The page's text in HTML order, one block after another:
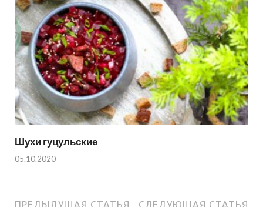
Шухи гуцульские
05.10.2020
ПРЕДЫДУЩАЯ СТАТЬЯ СЛЕДУЮЩАЯ СТАТЬЯ